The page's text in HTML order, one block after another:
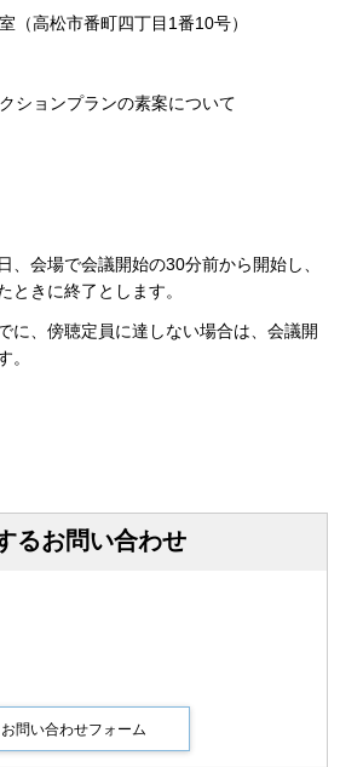
（高松市番町四丁目1番10号）
ションプランの素案について
、会場で会議開始の30分前から開始し、
ときに終了とします。
に、傍聴定員に達しない場合は、会議開
。
るお問い合わせ